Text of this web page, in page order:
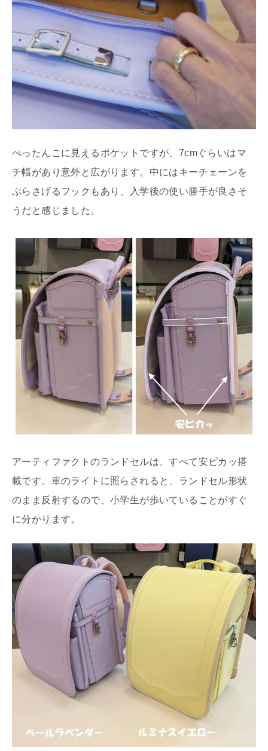
ぺったんこに見えるポケットですが、7cmぐらいはマ
チ幅があり意外と広がります。中にはキーチェーンを
ぶらさげるフックもあり、入学後の使い勝手が良さそ
うだと感じました。
アーティファクトのランドセルは、すべて安ピカッ搭
載です。車のライトに照らされると、ランドセル形状
のまま反射するので、小学生が歩いていることがすぐ
に分かります。